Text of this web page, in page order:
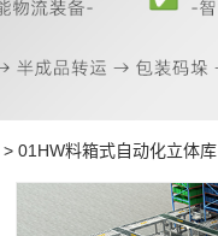
> 01HW料箱式自动化立体库